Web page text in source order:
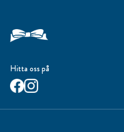
Hitta oss på